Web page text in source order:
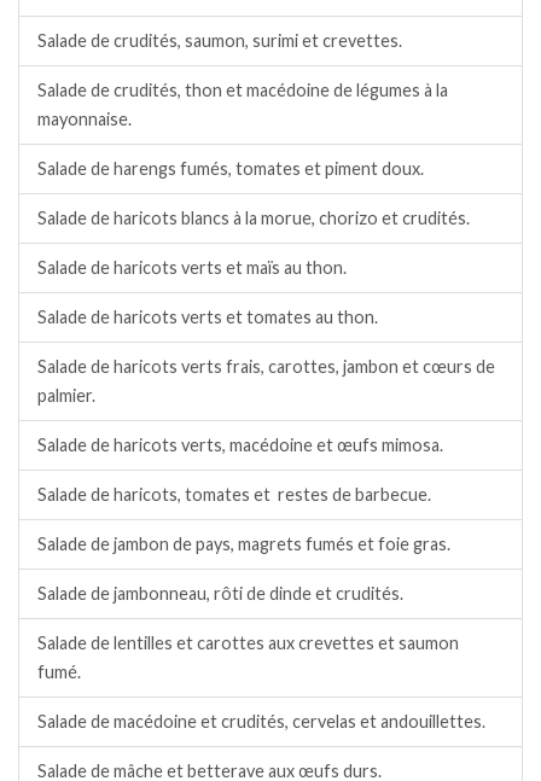
Salade de crudités, saumon, surimi et crevettes.
Salade de crudités, thon et macédoine de légumes à la
mayonnaise.
Salade de harengs fumés, tomates et piment doux.
Salade de haricots blancs à la morue, chorizo et crudités.
Salade de haricots verts et maïs au thon.
Salade de haricots verts et tomates au thon.
Salade de haricots verts frais, carottes, jambon et cœurs de
palmier.
Salade de haricots verts, macédoine et œufs mimosa.
Salade de haricots, tomates et restes de barbecue.
Salade de jambon de pays, magrets fumés et foie gras.
Salade de jambonneau, rôti de dinde et crudités.
Salade de lentilles et carottes aux crevettes et saumon
fumé.
Salade de macédoine et crudités, cervelas et andouillettes.
Salade de mâche et betterave aux œufs durs.